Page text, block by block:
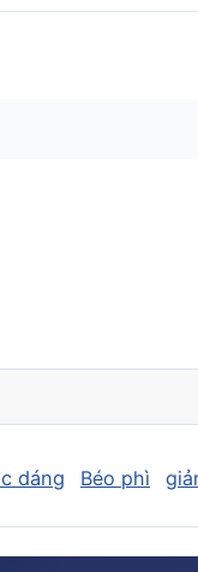
dáng Béo phì